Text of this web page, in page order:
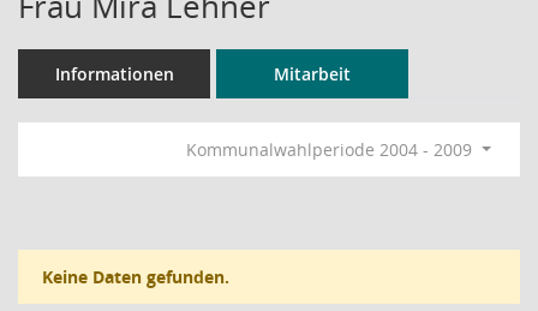
Informationen Mitarbeit
Kommunalwahlperiode 2004 - 2009
Keine Daten gefunden.